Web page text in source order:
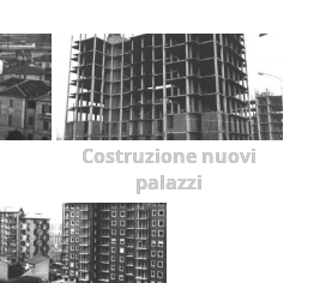
Costruzione nuovi
palazzi